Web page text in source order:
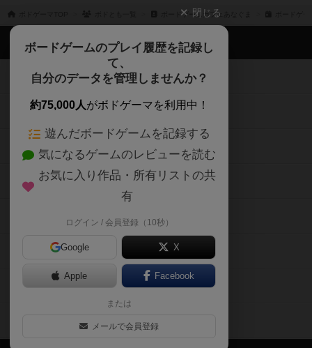
ボードゲームカフェあなぐま
閉じる
ボードゲームのプレイ履歴を記録し
て、
自分のデータを管理しませんか？
約75,000人がボドゲーマを利用中！
遊んだボードゲームを記録する
気になるゲームのレビューを読む
お気に入り作品・所有リストの共
有
ログイン / 会員登録（10秒）
Google X
Apple Facebook
または
メールで会員登録
ボドゲーマTOP
ボードゲームを検索する
ボードゲームの新着レビュー
ボードゲーム会情報
メカニクス特集
掲示板・トピックス
ボドとも・会員一覧
ボードゲーム業界コラム
ボドゲーマご利用案内